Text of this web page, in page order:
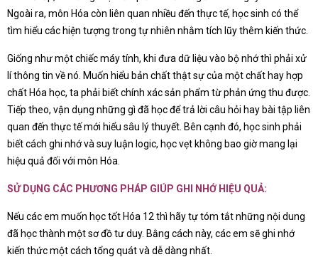
Ngoài ra, môn Hóa còn liên quan nhiều đến thực tế, học sinh có thể
tìm hiểu các hiện tượng trong tự nhiên nhằm tích lũy thêm kiến thức.
Giống như một chiếc máy tính, khi đưa dữ liệu vào bộ nhớ thì phải xử
lí thông tin về nó. Muốn hiểu bản chất thật sự của một chất hay hợp
chất Hóa học, ta phải biết chính xác sản phẩm từ phản ứng thu được.
Tiếp theo, vận dụng những gì đã học để trả lời câu hỏi hay bài tập liên
quan đến thực tế mới hiểu sâu lý thuyết. Bên cạnh đó, học sinh phải
biết cách ghi nhớ và suy luận logic, học vẹt không bao giờ mang lại
hiệu quả đối với môn Hóa.
SỬ DỤNG CÁC PHƯƠNG PHÁP GIÚP GHI NHỚ HIỆU QUẢ:
Nếu các em muốn học tốt Hóa 12 thì hãy tự tóm tắt những nội dung
đã học thành một sơ đồ tư duy. Bằng cách này, các em sẽ ghi nhớ
kiến thức một cách tổng quát và dễ dàng nhất.